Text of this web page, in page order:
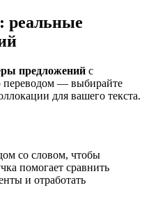
реальные
предложений с
переводом — выбирайте
для вашего текста.
со словом, чтобы
помогает сравнить
и отработать